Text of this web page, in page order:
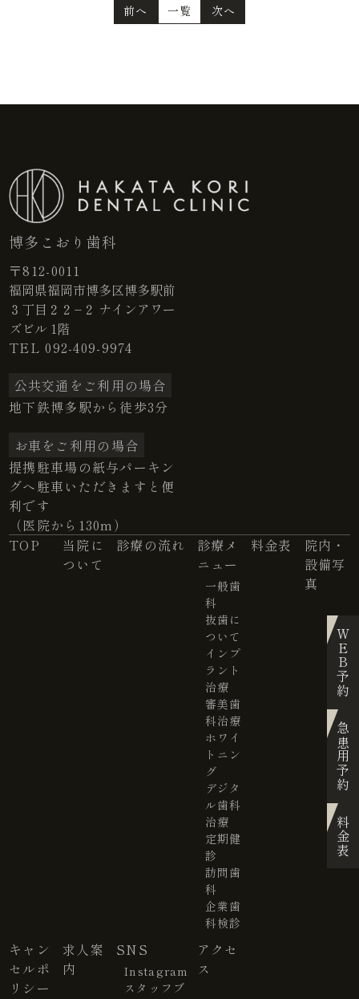
WEB予約
急患用予約
料金表
前へ 一覧 次へ
博多こおり歯科
〒812-0011
福岡県福岡市博多区博多駅前
３丁目２２−２ ナインアワー
ズビル 1階
TEL092-409-9974
公共交通をご利用の場合
地下鉄博多駅から徒歩3分
お車をご利用の場合
提携駐車場の紙与パーキン
グへ駐車いただきますと便
利です
（医院から130m）
TOP
当院に
ついて
診療の流れ
診療メ
ニュー
一般歯
科
抜歯に
ついて
インプ
ラント
治療
審美歯
科治療
ホワイ
トニン
グ
デジタ
ル歯科
治療
定期健
診
訪問歯
科
企業歯
科検診
料金表
院内・
設備写
真
キャン
セルポ
リシー
求人案
内
SNS
Instagram
スタッフブ
アクセ
ス